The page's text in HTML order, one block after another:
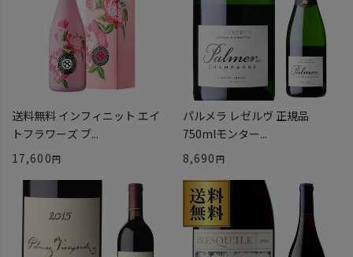
送料無料 インフィニット エイ
トフラワーズ ブ...
17,600
パルメラ レゼルヴ 正規品
750mlモンター...
8,690